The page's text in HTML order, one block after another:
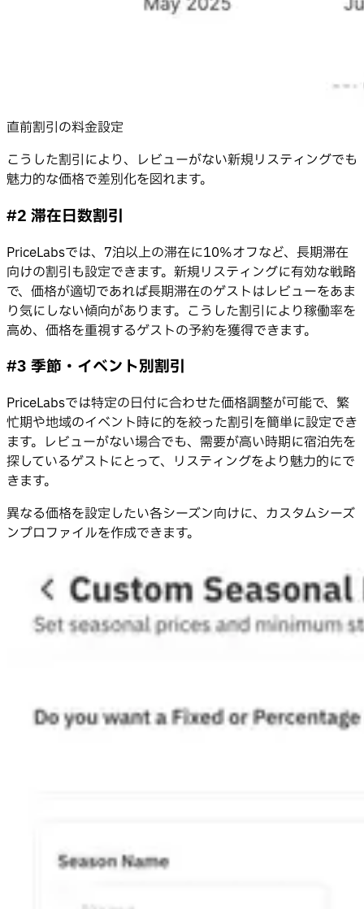
直前割引の料金設定
こうした割引により、レビューがない新規リスティングでも
魅力的な価格で差別化を図れます。
#2 滞在日数割引
PriceLabsでは、7泊以上の滞在に10%オフなど、長期滞在
向けの割引も設定できます。新規リスティングに有効な戦略
で、価格が適切であれば長期滞在のゲストはレビューをあま
り気にしない傾向があります。こうした割引により稼働率を
高め、価格を重視するゲストの予約を獲得できます。
#3 季節・イベント別割引
PriceLabsでは特定の日付に合わせた価格調整が可能で、繁
忙期や地域のイベント時に的を絞った割引を簡単に設定でき
ます。レビューがない場合でも、需要が高い時期に宿泊先を
探しているゲストにとって、リスティングをより魅力的にで
きます。
異なる価格を設定したい各シーズン向けに、カスタムシーズ
ンプロファイルを作成できます。